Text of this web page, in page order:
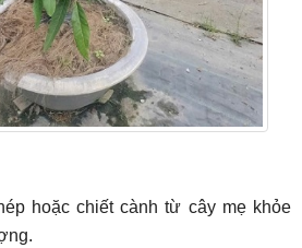
hoặc chiết cành từ cây mẹ khỏe